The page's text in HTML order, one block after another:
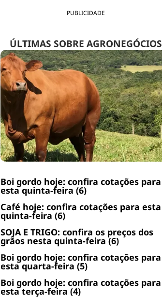
PUBLICIDADE
ÚLTIMAS SOBRE AGRONEGÓCIOS
Boi gordo hoje: confira cotações para
esta quinta-feira (6)
Café hoje: confira cotações para esta
quinta-feira (6)
SOJA E TRIGO: confira os preços dos
grãos nesta quinta-feira (6)
Boi gordo hoje: confira cotações para
esta quarta-feira (5)
Boi gordo hoje: confira cotações para
esta terça-feira (4)